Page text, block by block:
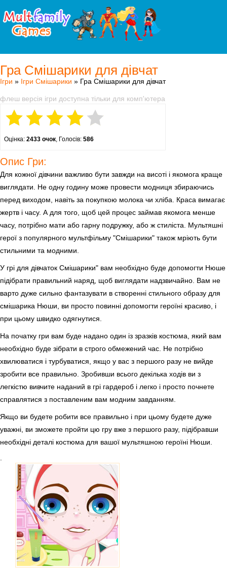
Гра Смішарики для дівчат
Ігри » Ігри Смішарики » Гра Смішарики для дівчат
флеш версія ігри доступна тільки для комп'ютера
Оцінка: 2433 очок, Голосів: 586
Опис Гри:
Для кожної дівчини важливо бути завжди на висоті і якомога краще
виглядати. Не одну годину може провести модниця збираючись
перед виходом, навіть за покупкою молока чи хліба. Краса вимагає
жертв і часу. А для того, щоб цей процес займав якомога менше
часу, потрібно мати або гарну подружку, або ж стиліста. Мультяшні
герої з популярного мультфільму "Смішарики" також мріють бути
стильними та модними.
У грі для дівчаток Смішарики" вам необхідно буде допомогти Нюше
підібрати правильний наряд, щоб виглядати надзвичайно. Вам не
варто дуже сильно фантазувати в створенні стильного образу для
смішарика Нюши, ви просто повинні допомогти героїні красиво, і
при цьому швидко одягнутися.
На початку гри вам буде надано один із зразків костюма, який вам
необхідно буде зібрати в строго обмежений час. Не потрібно
хвилюватися і турбуватися, якщо у вас з першого разу не вийде
зробити все правильно. Зробивши всього декілька ходів ви з
легкістю вивчите наданий в грі гардероб і легко і просто почнете
справлятися з поставленим вам модним завданням.
Якщо ви будете робити все правильно і при цьому будете дуже
уважні, ви зможете пройти цю гру вже з першого разу, підібравши
необхідні деталі костюма для вашої мультяшною героїні Нюши.